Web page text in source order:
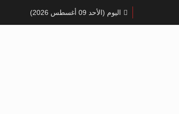
اليوم (الأحد 09 أغسطس 2026)